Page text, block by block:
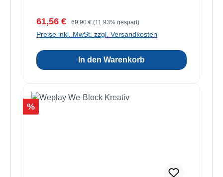
Verkaufspreis:
61,56 € Regulärer Preis:
69,90 € (11.93% gespart)
Preise inkl. MwSt. zzgl. Versandkosten
In den Warenkorb
Rabatt
%